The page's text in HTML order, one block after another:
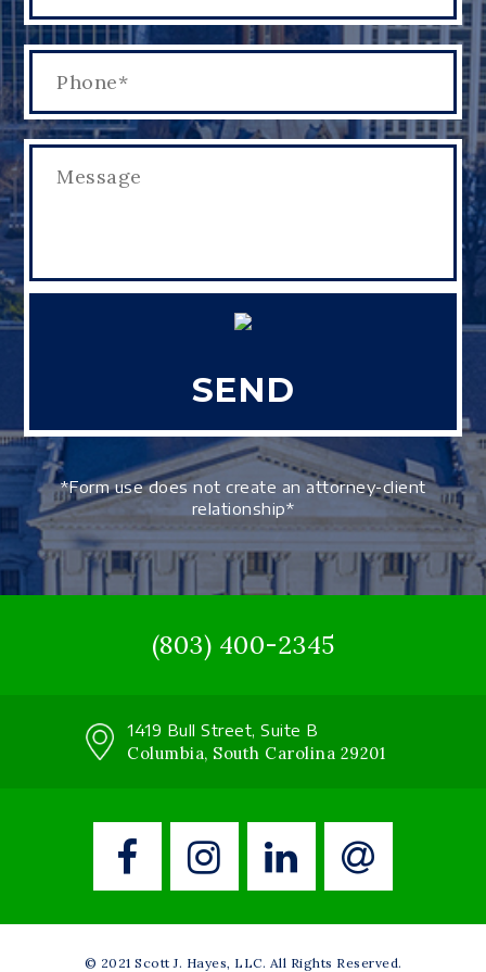
*Form use does not create an attorney-client
relationship*
(803) 400-2345
1419 Bull Street, Suite B
Columbia, South Carolina 29201
© 2021 Scott J. Hayes, LLC. All Rights Reserved.